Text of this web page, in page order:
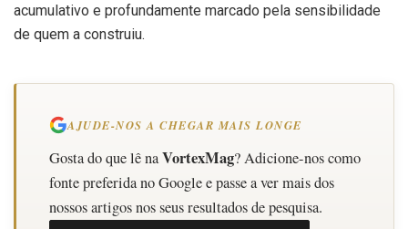
acumulativo e profundamente marcado pela sensibilidade
de quem a construiu.
AJUDE-NOS A CHEGAR MAIS LONGE
Gosta do que lê naVortexMag? Adicione-nos como
fonte preferida no Google e passe a ver mais dos
nossos artigos nos seus resultados de pesquisa.